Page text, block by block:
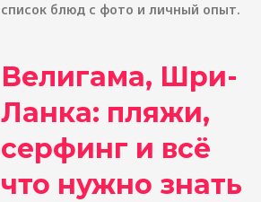
список блюд с фото и личный опыт.
Велигама, Шри-
Ланка: пляжи,
серфинг и всё
что нужно знать